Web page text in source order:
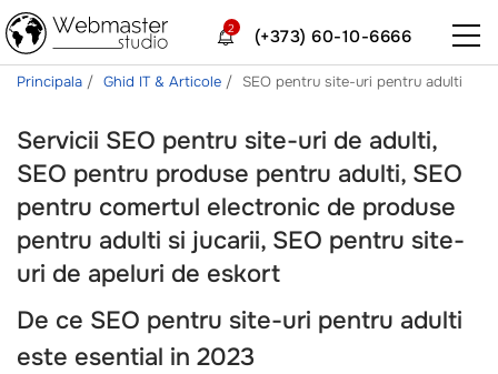
(+373) 60-10-6666
2
Principala Ghid IT & Articole SEO pentru site-uri pentru adulti
Servicii SEO pentru site-uri de adulti,
SEO pentru produse pentru adulti, SEO
pentru comertul electronic de produse
pentru adulti si jucarii, SEO pentru site-
uri de apeluri de eskort
De ce SEO pentru site-uri pentru adulti
este esential in 2023